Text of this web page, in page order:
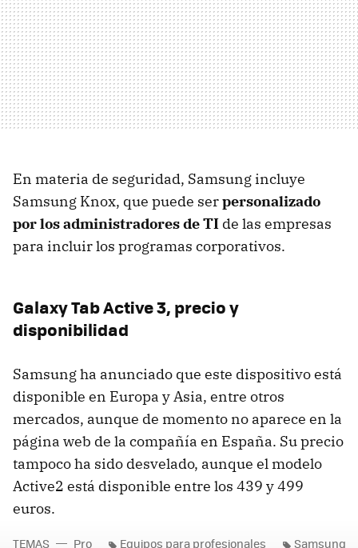
En materia de seguridad, Samsung incluye
Samsung Knox, que puede serpersonalizado
por los administradores de TI de las empresas
para incluir los programas corporativos.
Galaxy Tab Active 3, precio y
disponibilidad
Samsung ha anunciado que este dispositivo está
disponible en Europa y Asia, entre otros
mercados, aunque de momento no aparece en la
página web de la compañía en España. Su precio
tampoco ha sido desvelado, aunque el modelo
Active2 está disponible entre los 439 y 499
euros.
TEMAS Pro Equipos para profesionales Samsung